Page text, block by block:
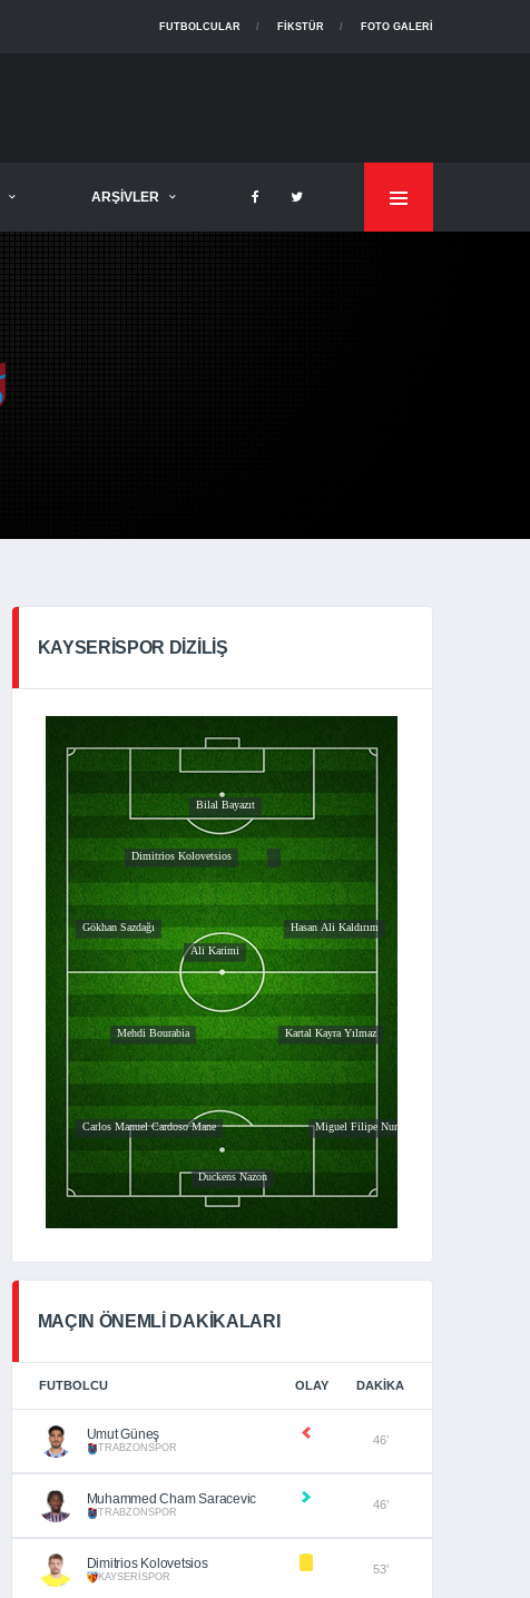
FOTO GALERI
FIKSTÜR
FUTBOLCULAR
ARŞIVLER
KAYSERISPOR DIZILIŞ
MAÇIN ÖNEMLİ DAKİKALARI
FUTBOLCU OLAY DAKIKA
Umut Güneş
TRABZONSPOR
46’
Muhammed Cham Saracevic
TRABZONSPOR
46’
Dimitrios Kolovetsios
KAYSERİSPOR
53’